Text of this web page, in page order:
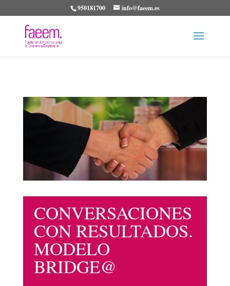
950181700 info@faeem.es
CONVERSACIONES
CON RESULTADOS.
MODELO
BRIDGE@